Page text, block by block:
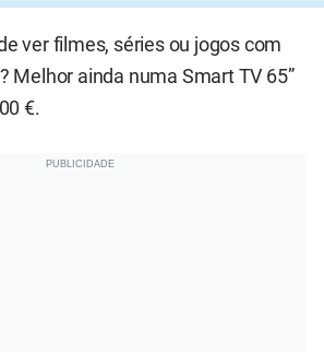
ver filmes, séries ou jogos com
Melhor ainda numa Smart TV 65”
€.